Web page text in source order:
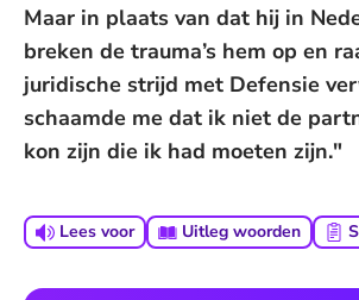
Maar in plaats van dat hij in
breken de trauma’s hem op en
juridische strijd met Defensie
schaamde me dat ik niet de
kon zijn die ik had moeten zijn."
Lees voor Uitleg woorden